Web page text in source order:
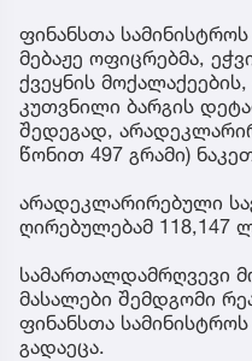
ფინანსთა
მებაჟე ოფიცრებმა,
ქვეყნის
კუთვნილი ბარგის
შედეგად,
წონით 497 გრამი)
არადეკლარირებული
ღირებულებამ 118,147
სამართალდამრღვევი
მასალები შემდგომი
ფინანსთა
გადაეცა.